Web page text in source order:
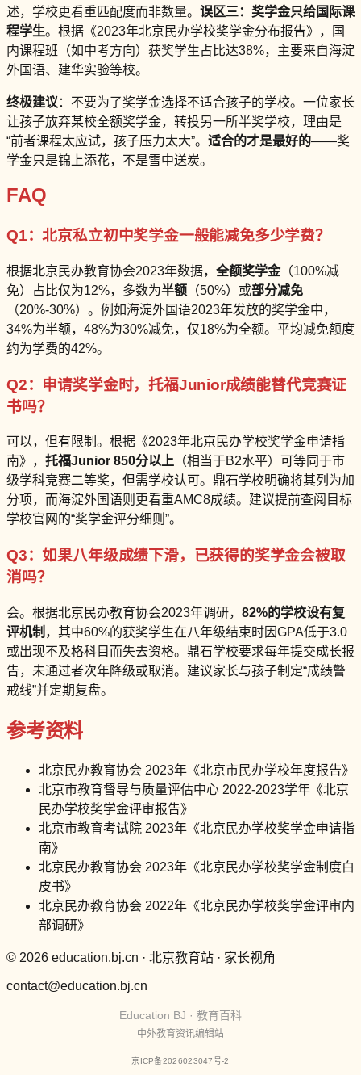
述，学校更看重匹配度而非数量。 误区三：奖学金只给国际课
程学生。根据《2023年北京民办学校奖学金分布报告》，国
内课程班（如中考方向）获奖学生占比达38%，主要来自海淀
外国语、建华实验等校。
终极建议 ：不要为了奖学金选择不适合孩子的学校。一位家长
让孩子放弃某校全额奖学金，转投另一所半奖学校，理由是
“前者课程太应试，孩子压力太大”。 适合的才是最好的——奖
学金只是锦上添花，不是雪中送炭。
FAQ
Q1：北京私立初中奖学金一般能减免多少学费？
根据北京民办教育协会2023年数据， 全额奖学金（100%减
免）占比仅为12%，多数为半额 （50%）或部分减免
（20%-30%）。例如海淀外国语2023年发放的奖学金中，
34%为半额，48%为30%减免，仅18%为全额。平均减免额度
约为学费的42%。
Q2：申请奖学金时，托福Junior成绩能替代竞赛证
书吗？
可以，但有限制。根据《2023年北京民办学校奖学金申请指
南》， 托福Junior 850分以上 （相当于B2水平）可等同于市
级学科竞赛二等奖，但需学校认可。鼎石学校明确将其列为加
分项，而海淀外国语则更看重AMC8成绩。建议提前查阅目标
学校官网的“奖学金评分细则”。
Q3：如果八年级成绩下滑，已获得的奖学金会被取
消吗？
会。根据北京民办教育协会2023年调研， 82%的学校设有复
评机制 ，其中60%的获奖学生在八年级结束时因GPA低于3.0
或出现不及格科目而失去资格。鼎石学校要求每年提交成长报
告，未通过者次年降级或取消。建议家长与孩子制定“成绩警
戒线”并定期复盘。
参考资料
北京民办教育协会 2023年《北京市民办学校年度报告》
北京市教育督导与质量评估中心 2022-2023学年《北京
民办学校奖学金评审报告》
北京市教育考试院 2023年《北京民办学校奖学金申请指
南》
北京民办教育协会 2023年《北京民办学校奖学金制度白
皮书》
北京民办教育协会 2022年《北京民办学校奖学金评审内
部调研》
© 2026 education.bj.cn · 北京教育站 · 家长视角
contact@education.bj.cn
Education BJ · 教育百科
中外教育资讯编辑站
京ICP备2026023047号-2